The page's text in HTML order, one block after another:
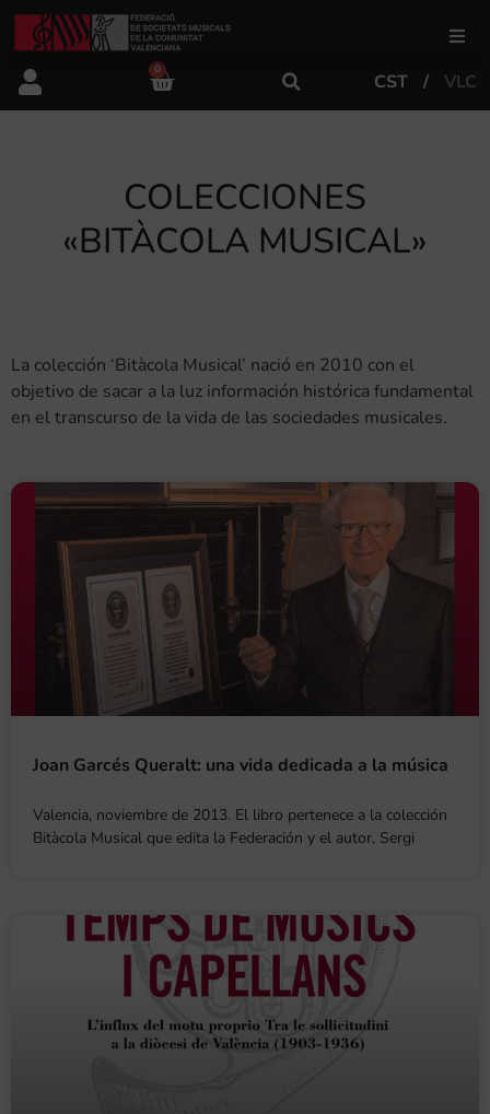
FSMCV
Área educativa
Actualidad
0
CST VLC
COLECCIONES
«BITÀCOLA MUSICAL»
La colección ‘Bitàcola Musical’ nació en 2010 con el
objetivo de sacar a la luz información histórica fundamental
en el transcurso de la vida de las sociedades musicales.
Joan Garcés Queralt: una vida dedicada a la música
Valencia, noviembre de 2013. El libro pertenece a la colección
Bitàcola Musical que edita la Federación y el autor, Sergi